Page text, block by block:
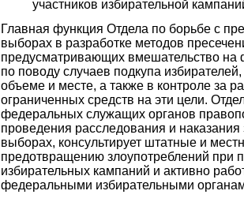
участников избирательной
Главная функция Отдела по борьбе с
выборах в разработке методов
предусматривающих вмешательство на
по поводу случаев подкупа
объеме и месте, а также в контроле за
ограниченных средств на эти цели.
федеральных служащих органов
проведения расследования и наказания
выборах, консультирует штатные и
предотвращению злоупотреблений при
избирательных кампаний и активно
федеральными избирательными